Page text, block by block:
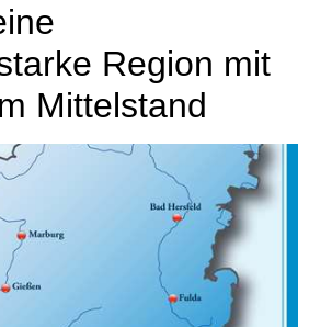
Region mit
Mittelstand